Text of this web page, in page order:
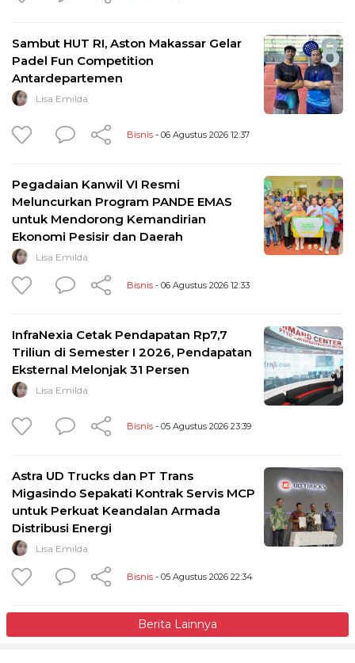
Sambut HUT RI, Aston Makassar Gelar
Padel Fun Competition
Antardepartemen
Lisa Emilda
Bisnis - 06 Agustus 2026 12:37
Pegadaian Kanwil VI Resmi
Meluncurkan Program PANDE EMAS
untuk Mendorong Kemandirian
Ekonomi Pesisir dan Daerah
Lisa Emilda
Bisnis - 06 Agustus 2026 12:33
InfraNexia Cetak Pendapatan Rp7,7
Triliun di Semester I 2026, Pendapatan
Eksternal Melonjak 31 Persen
Lisa Emilda
Bisnis - 05 Agustus 2026 23:39
Astra UD Trucks dan PT Trans
Migasindo Sepakati Kontrak Servis MCP
untuk Perkuat Keandalan Armada
Distribusi Energi
Lisa Emilda
Bisnis - 05 Agustus 2026 22:34
Berita Lainnya